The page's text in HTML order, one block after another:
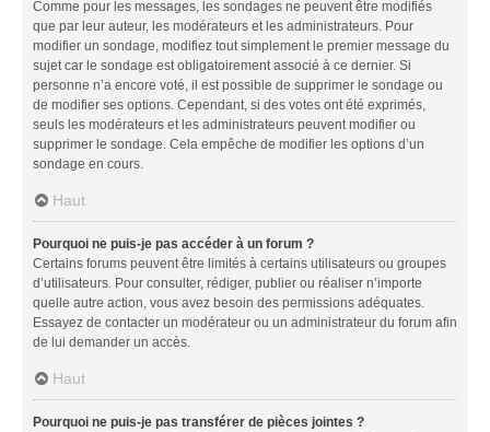
Comme pour les messages, les sondages ne peuvent être modifiés
que par leur auteur, les modérateurs et les administrateurs. Pour
modifier un sondage, modifiez tout simplement le premier message du
sujet car le sondage est obligatoirement associé à ce dernier. Si
personne n’a encore voté, il est possible de supprimer le sondage ou
de modifier ses options. Cependant, si des votes ont été exprimés,
seuls les modérateurs et les administrateurs peuvent modifier ou
supprimer le sondage. Cela empêche de modifier les options d’un
sondage en cours.
Haut
Pourquoi ne puis-je pas accéder à un forum ?
Certains forums peuvent être limités à certains utilisateurs ou groupes
d’utilisateurs. Pour consulter, rédiger, publier ou réaliser n’importe
quelle autre action, vous avez besoin des permissions adéquates.
Essayez de contacter un modérateur ou un administrateur du forum afin
de lui demander un accès.
Haut
Pourquoi ne puis-je pas transférer de pièces jointes ?